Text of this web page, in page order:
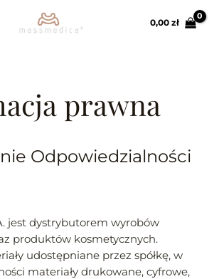
0,00 zł
prawna
Odpowiedzialności
jest dystrybutorem wyrobów
produktów kosmetycznych.
udostępniane przez spółkę, w
materiały drukowane, cyfrowe,